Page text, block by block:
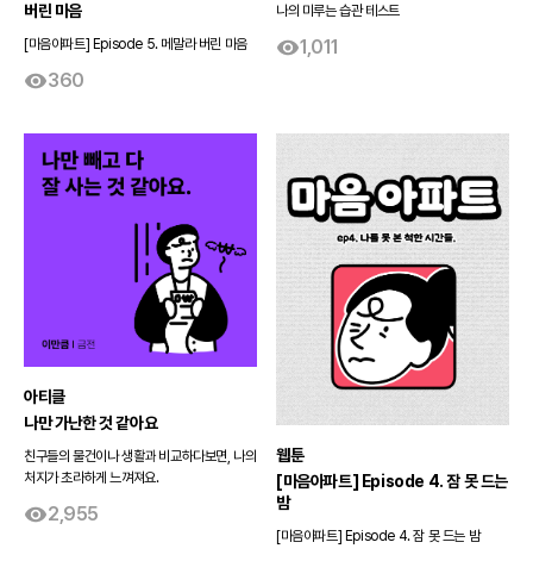
버린 마음
[마음아파트] Episode 5. 메말라 버린 마음
360
나의 미루는 습관 테스트
1,011
아티클
나만 가난한 것 같아요
친구들의 물건이나 생활과 비교하다보면, 나의
처지가 초라하게 느껴져요.
2,955
웹툰
[마음아파트] Episode 4. 잠 못 드는
밤
[마음아파트] Episode 4. 잠 못 드는 밤